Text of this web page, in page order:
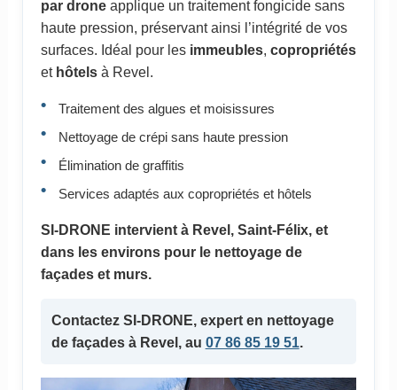
par droneapplique un traitement fongicide sans
haute pression, préservant ainsi l’intégrité de vos
surfaces. Idéal pour les immeubles, copropriétés
et hôtelsà Revel.
Traitement des algues et moisissures
Nettoyage de crépi sans haute pression
Élimination de graffitis
Services adaptés aux copropriétés et hôtels
SI-DRONE intervient à Revel, Saint-Félix, et
dans les environs pour le nettoyage de
façades et murs.
Contactez SI-DRONE, expert en nettoyage
de façades à Revel, au 07 86 85 19 51.